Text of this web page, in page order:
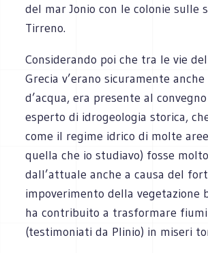
del mar Jonio con le colonie sulle
Tirreno.
Considerando poi che tra le vie
Grecia v’erano sicuramente anche
d’acqua, era presente al
esperto di idrogeologia storica,
come il regime idrico di molte
quella che io studiavo) fosse
dall’attuale anche a causa del
impoverimento della vegetazione
ha contribuito a trasformare
(testimoniati da Plinio) in miseri